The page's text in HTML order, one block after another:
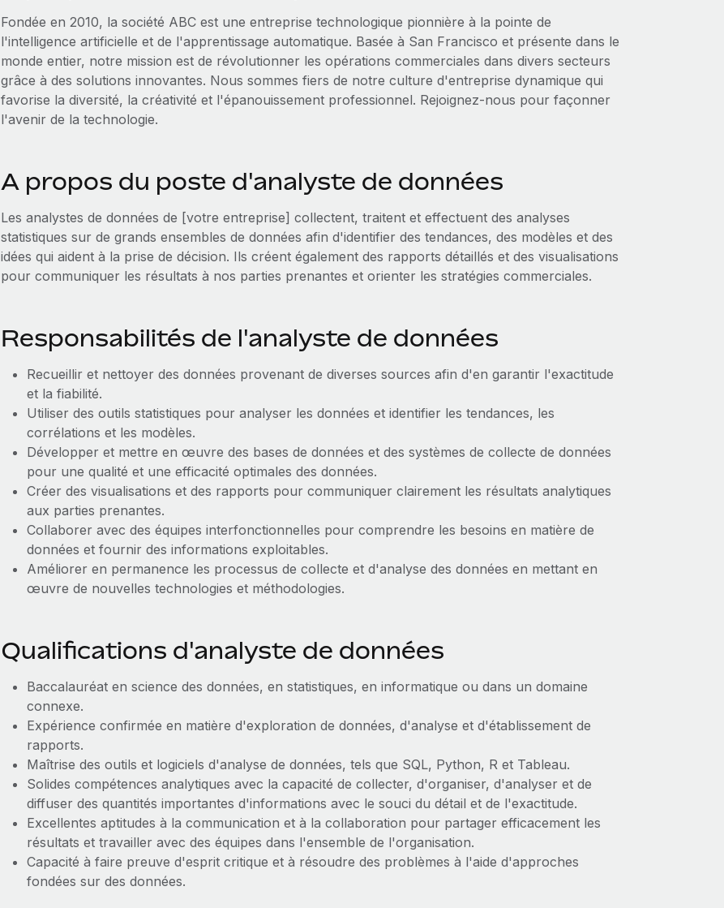
Fondée en 2010, la société ABC est une entreprise technologique pionnière à la pointe de
l'intelligence artificielle et de l'apprentissage automatique. Basée à San Francisco et présente dans le
monde entier, notre mission est de révolutionner les opérations commerciales dans divers secteurs
grâce à des solutions innovantes. Nous sommes fiers de notre culture d'entreprise dynamique qui
favorise la diversité, la créativité et l'épanouissement professionnel. Rejoignez-nous pour façonner
l'avenir de la technologie.
A propos du poste d'analyste de données
Les analystes de données de [votre entreprise] collectent, traitent et effectuent des analyses
statistiques sur de grands ensembles de données afin d'identifier des tendances, des modèles et des
idées qui aident à la prise de décision. Ils créent également des rapports détaillés et des visualisations
pour communiquer les résultats à nos parties prenantes et orienter les stratégies commerciales.
Responsabilités de l'analyste de données
Recueillir et nettoyer des données provenant de diverses sources afin d'en garantir l'exactitude
et la fiabilité.
Utiliser des outils statistiques pour analyser les données et identifier les tendances, les
corrélations et les modèles.
Développer et mettre en œuvre des bases de données et des systèmes de collecte de données
pour une qualité et une efficacité optimales des données.
Créer des visualisations et des rapports pour communiquer clairement les résultats analytiques
aux parties prenantes.
Collaborer avec des équipes interfonctionnelles pour comprendre les besoins en matière de
données et fournir des informations exploitables.
Améliorer en permanence les processus de collecte et d'analyse des données en mettant en
œuvre de nouvelles technologies et méthodologies.
Qualifications d'analyste de données
Baccalauréat en science des données, en statistiques, en informatique ou dans un domaine
connexe.
Expérience confirmée en matière d'exploration de données, d'analyse et d'établissement de
rapports.
Maîtrise des outils et logiciels d'analyse de données, tels que SQL, Python, R et Tableau.
Solides compétences analytiques avec la capacité de collecter, d'organiser, d'analyser et de
diffuser des quantités importantes d'informations avec le souci du détail et de l'exactitude.
Excellentes aptitudes à la communication et à la collaboration pour partager efficacement les
résultats et travailler avec des équipes dans l'ensemble de l'organisation.
Capacité à faire preuve d'esprit critique et à résoudre des problèmes à l'aide d'approches
fondées sur des données.